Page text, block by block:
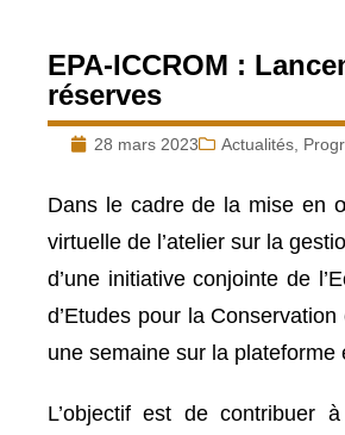
EPA-ICCROM :
réserves
28 mars 2023 Actualités
Dans le cadre de la mise en
virtuelle de l’atelier sur la
d’une initiative conjointe de
d’Etudes pour la
une semaine sur la plateforme
L’objectif est de contribuer